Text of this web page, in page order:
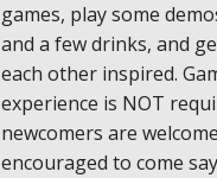
games, play some
and a few drinks, and
each other inspired.
experience is NOT
newcomers are
encouraged to come